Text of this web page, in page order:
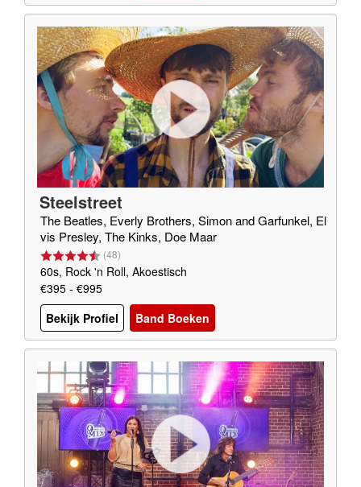
Steelstreet
The Beatles, Everly Brothers, Simon and Garfunkel, El
vis Presley, The Kinks, Doe Maar
(48)
60s, Rock 'n Roll, Akoestisch
€395 - €995
Bekijk Profiel
Band Boeken